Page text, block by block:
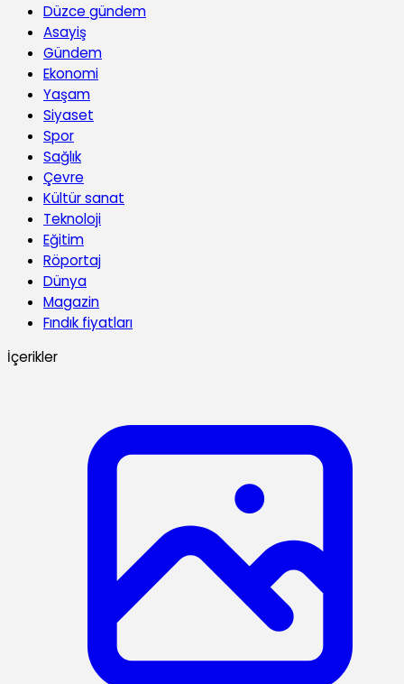
Düzce gündem
Asayiş
Gündem
Ekonomi
Yaşam
Siyaset
Spor
Sağlık
Çevre
Kültür sanat
Teknoloji
Eğitim
Röportaj
Dünya
Magazin
Fındık fiyatları
İçerikler